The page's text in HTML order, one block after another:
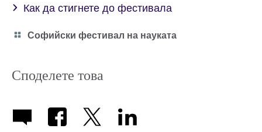
Как да стигнете до фестивала
Category
Софийски фестивал на науката
Споделете това